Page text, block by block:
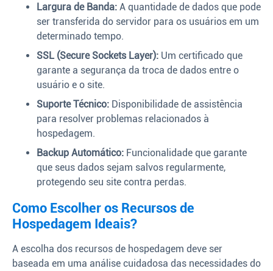
Largura de Banda: A quantidade de dados que pode
ser transferida do servidor para os usuários em um
determinado tempo.
SSL (Secure Sockets Layer): Um certificado que
garante a segurança da troca de dados entre o
usuário e o site.
Suporte Técnico: Disponibilidade de assistência
para resolver problemas relacionados à
hospedagem.
Backup Automático: Funcionalidade que garante
que seus dados sejam salvos regularmente,
protegendo seu site contra perdas.
Como Escolher os Recursos de
Hospedagem Ideais?
A escolha dos recursos de hospedagem deve ser
baseada em uma análise cuidadosa das necessidades do